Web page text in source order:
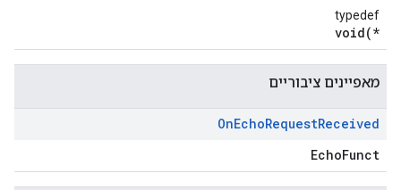
typedef
void(*
מאפיינים ציבוריים
OnEchoRequestReceived
EchoFunct